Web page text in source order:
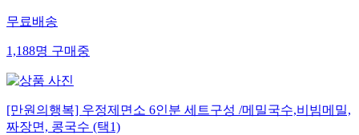
무료배송
1,188명 구매중
[만원의행복] 우정제면소 6인분 세트구성 /메밀국수,비빔메밀,
짜장면, 콩국수 (택1)